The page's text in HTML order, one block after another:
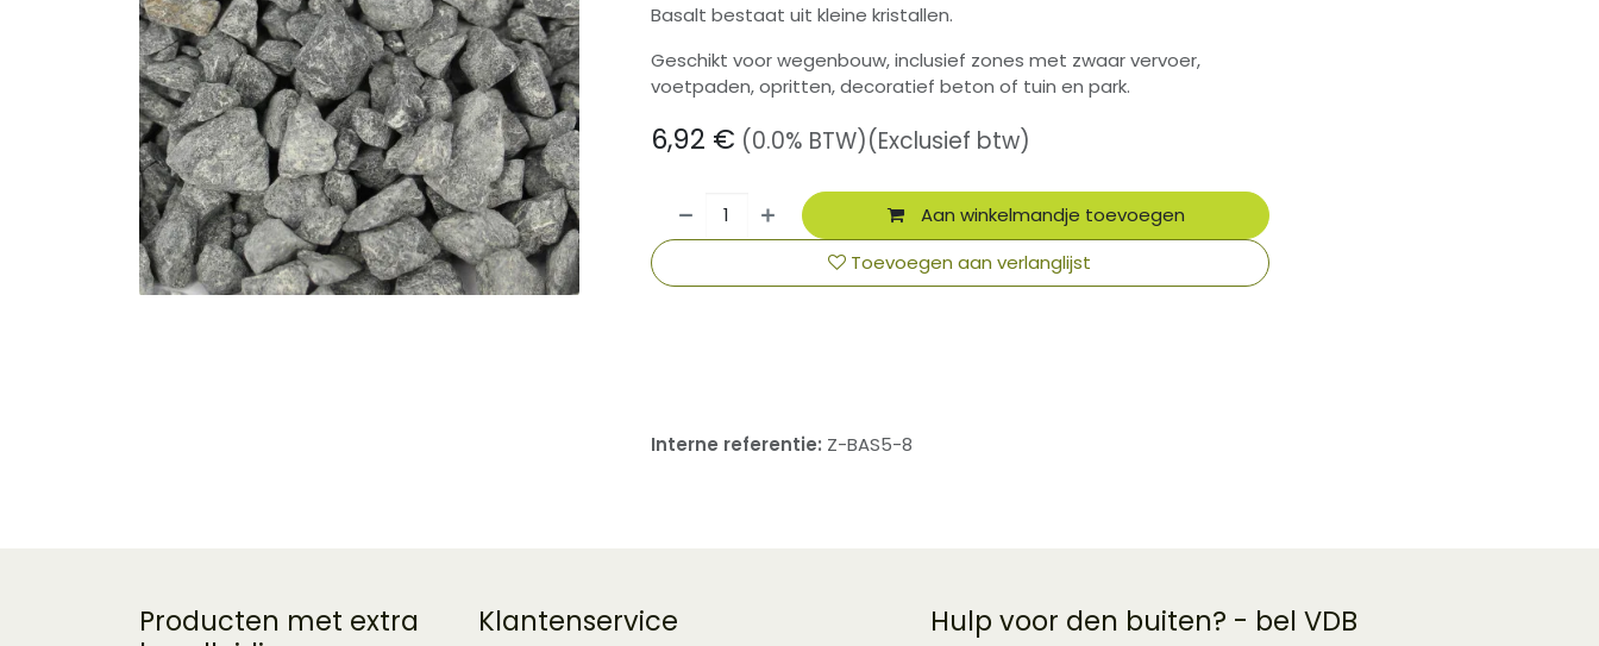
Basalt bestaat uit kleine kristallen.
Geschikt voor wegenbouw, inclusief zones met zwaar vervoer,
voetpaden, opritten, decoratief beton of tuin en park.
6,92 € (0.0% BTW)(Exclusief btw)
Aan winkelmandje toevoegen
Toevoegen aan verlanglijst
Interne referentie: Z-BAS5-8
Producten met extra
Klantenservice Hulp voor den buiten? - bel VDB